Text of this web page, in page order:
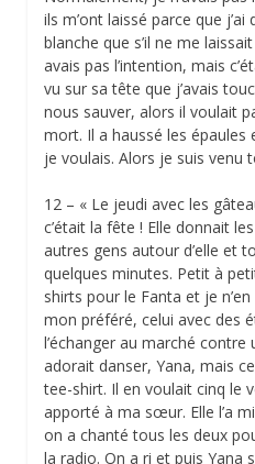
ils m’ont laissé parce que
blanche que s’il ne me laissait
avais pas l’intention, mais
vu sur sa tête que j’avais
nous sauver, alors il voulait
mort. Il a haussé les épaules
je voulais. Alors je suis venu
12 – « Le jeudi avec les
c’était la fête ! Elle donnait
autres gens autour d’elle et
quelques minutes. Petit à
shirts pour le Fanta et je n’en
mon préféré, celui avec des
l’échanger au marché contre
adorait danser, Yana, mais
tee-shirt. Il en voulait cinq le
apporté à ma sœur. Elle l’a
on a chanté tous les deux
la radio. On a ri et puis Yana